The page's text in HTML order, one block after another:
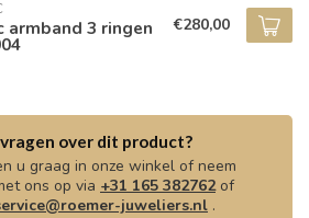
armband 3 ringen €280,00
over dit product?
u graag in onze winkel of neem
ons op via +31 165 382762of
juweliers.nl .